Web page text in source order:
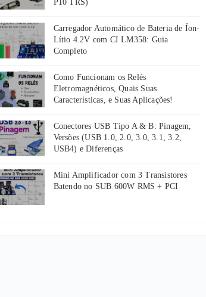
P10 TRS)
Carregador Automático de Bateria de Íon-
Lítio 4.2V com CI LM358: Guia
Completo
Como Funcionam os Relés
Eletromagnéticos, Quais Suas
Características, e Suas Aplicações!
Conectores USB Tipo A & B: Pinagem,
Versões (USB 1.0, 2.0, 3.0, 3.1, 3.2,
USB4) e Diferenças
Mini Amplificador com 3 Transistores
Batendo no SUB 600W RMS + PCI